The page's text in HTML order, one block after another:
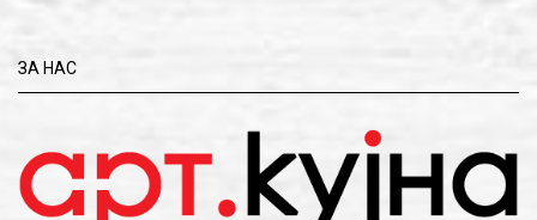
ЗА НАС